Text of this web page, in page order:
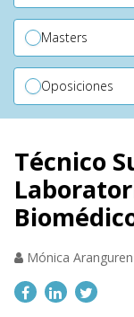
Masters
Oposiciones
Técnico
Mónica Aranguren